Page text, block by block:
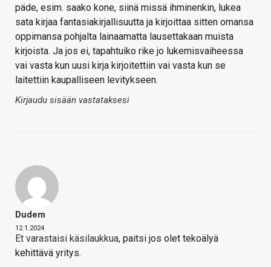
päde, esim. saako kone, siinä missä ihminenkin, lukea
sata kirjaa fantasiakirjallisuutta ja kirjoittaa sitten omansa
oppimansa pohjalta lainaamatta lausettakaan muista
kirjoista. Ja jos ei, tapahtuiko rike jo lukemisvaiheessa
vai vasta kun uusi kirja kirjoitettiin vai vasta kun se
laitettiin kaupalliseen levitykseen.
Kirjaudu sisään vastataksesi
Dudem
12.1.2024
Et varastaisi käsilaukkua, paitsi jos olet tekoälyä
kehittävä yritys.